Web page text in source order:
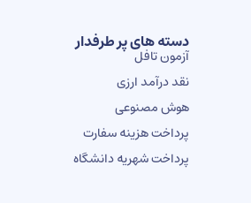
دسته های پر طرفدار
آزمون تافل
نقد درآمد ارزی
هوش مصنوعی
پرداخت هزینه سفارت
پرداخت شهریه دانشگاه